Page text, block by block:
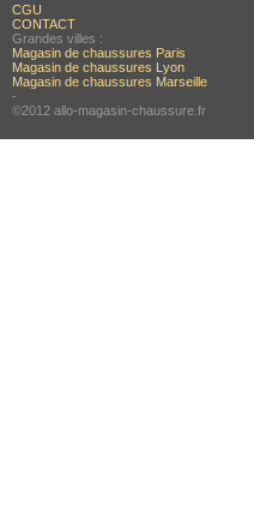
CGU
CONTACT
Grandes villes :
Magasin de chaussures Paris
Magasin de chaussures Lyon
Magasin de chaussures Marseille
-
©2012 allo-magasin-chaussure.fr